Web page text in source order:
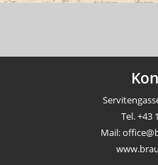
Tel.+43
Mail: